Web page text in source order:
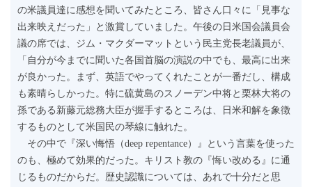
の米議員達に感想を聞いてみたところ、皆さん口々に「見事な
出来映えだった」と激賞していました。午後の日米国会議員会
議の席では、ジム・マクダーマットという民主党長老議員が、
「自分が今までに聞いた各国首脳の演説の中でも、最高に出来
が良かった。まず、英語でやってくれたことが一番だし、構成
も素晴らしかった。特に硫黄島のスノーデン中将と栗林大将の
孫である新藤元総務大臣が握手するところは、日米和解を象徴
するものとして米国民の琴線に触れた。
その中で『深い悔悟（deep repentance）』という言葉を使った
のも、極めて効果的だった。キリスト教の『悔い改める』に通
じるものだからだ。歴史認識については、あれで十分だと思